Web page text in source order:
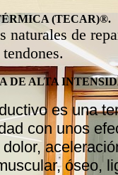
(TECAR)®.
naturales de
DE ALTA
es una
con unos
óseo,